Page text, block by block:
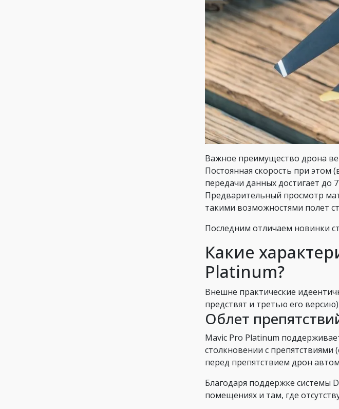
Важное преимущество дрона
Постоянная скорость при этом
передачи данных достигает до
Предварительный просмотр
такими возможностями полет
Последним отличаем новинки
Какие
Platinum?
Внешне практические
предствят и третью его
Облет
Mavic Pro Platinum
столкновении с
перед препятствием дрон
Благодаря поддержке системы
помещениях и там, где